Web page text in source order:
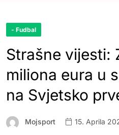
- Fudbal
Strašne vijesti:
miliona eura u
na Svjetsko
Mojsport 15. Aprila